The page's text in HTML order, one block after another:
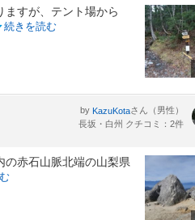
ますが、テント場から
続きを読む
by KazuKotaさん（男性）
長坂・白州 クチコミ：2件
の赤石山脈北端の山梨県